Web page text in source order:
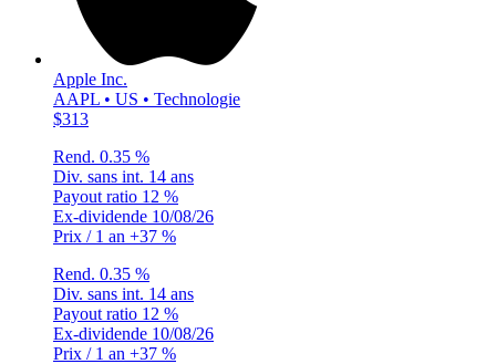
Apple Inc.
AAPL • US • Technologie
$313
Rend. 0.35 %
Div. sans int. 14 ans
Payout ratio 12 %
Ex-dividende 10/08/26
Prix / 1 an +37 %
Rend. 0.35 %
Div. sans int. 14 ans
Payout ratio 12 %
Ex-dividende 10/08/26
Prix / 1 an +37 %